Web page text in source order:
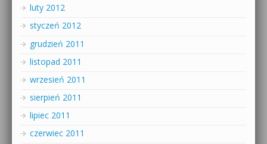
luty 2012
styczeń 2012
grudzień 2011
listopad 2011
wrzesień 2011
sierpień 2011
lipiec 2011
czerwiec 2011